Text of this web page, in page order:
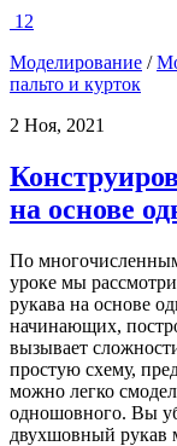
12
Моделирование /
пальто и курток
2 Ноя, 2021
на основе
По
уроке мы
рукава на основе
начинающих,
вызывает
простую схему,
можно легко
одношовного. Вы
двухшовный рукав